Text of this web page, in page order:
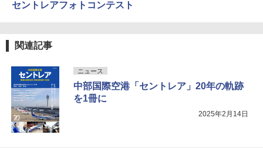
セントレアフォトコンテスト
関連記事
ニュース
中部国際空港「セントレア」20年の軌跡
を1冊に
2025年2月14日